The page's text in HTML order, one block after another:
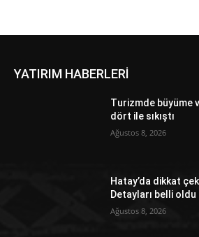
YATIRIM HABERLERİ
Turizmde büyüme
dört ile sıkıştı
Ağustos 8, 2026
Hatay’da dikkat
Detayları belli oldu
Ağustos 8, 2026